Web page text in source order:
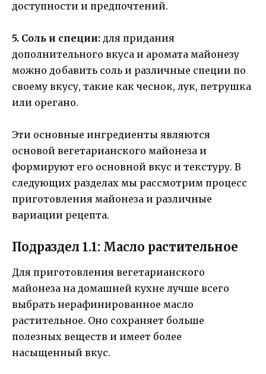
доступности и предпочтений.
5. Соль и специи: для придания
дополнительного вкуса и аромата майонезу
можно добавить соль и различные специи по
своему вкусу, такие как чеснок, лук, петрушка
или орегано.
Эти основные ингредиенты являются
основой вегетарианского майонеза и
формируют его основной вкус и текстуру. В
следующих разделах мы рассмотрим процесс
приготовления майонеза и различные
вариации рецепта.
Подраздел 1.1: Масло растительное
Для приготовления вегетарианского
майонеза на домашней кухне лучше всего
выбрать нерафинированное масло
растительное. Оно сохраняет больше
полезных веществ и имеет более
насыщенный вкус.